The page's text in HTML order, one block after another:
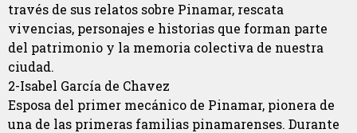
través de sus relatos sobre Pinamar, rescata
vivencias, personajes e historias que forman parte
del patrimonio y la memoria colectiva de nuestra
ciudad.
2-Isabel García de Chavez
Esposa del primer mecánico de Pinamar, pionera de
una de las primeras familias pinamarenses. Durante